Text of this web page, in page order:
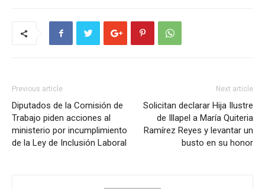
Previous article
Diputados de la Comisión de
Trabajo piden acciones al
ministerio por incumplimiento
de la Ley de Inclusión Laboral
Next article
Solicitan declarar Hija Ilustre
de Illapel a María Quiteria
Ramírez Reyes y levantar un
busto en su honor